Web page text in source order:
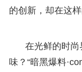
的创新，却在这
在光鲜的时
味？“暗黑爆料